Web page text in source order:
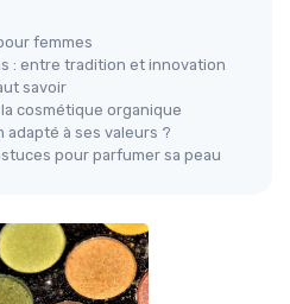
femmes
: entre tradition et innovation
savoir
cosmétique organique
adapté à ses valeurs ?
pour parfumer sa peau